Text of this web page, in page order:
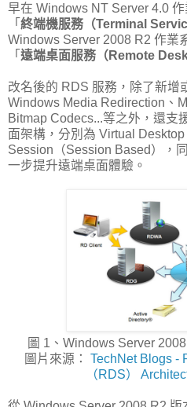
早在 Windows NT Server 4.0
「 終端機服務（Terminal
Windows Server 2008 R2 作業
「 遠端桌面服務（Remote
改名後的 RDS 服務，除了新增
Windows Media Redirection、
Bitmap Codecs...等之外，還支
面架構，分別為 Virtual
Session（Session Based），
一步提升遠端桌面體驗。
圖 1、Windows Server
圖片來源： TechNet Blogs -
（RDS）